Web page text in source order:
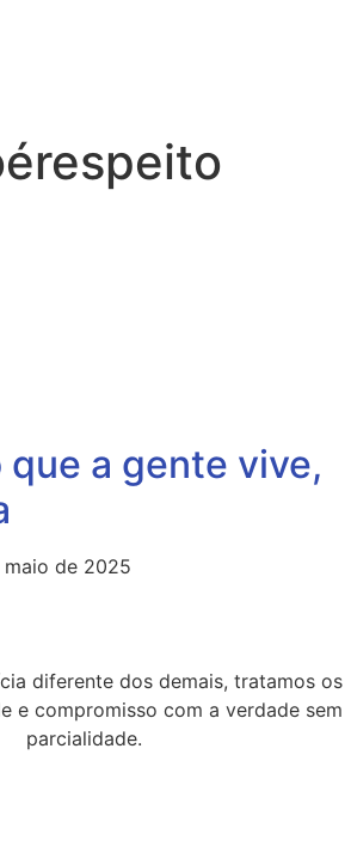
que a gente vive,
maio de 2025
diferente dos demais, tratamos os
e compromisso com a verdade sem
parcialidade.